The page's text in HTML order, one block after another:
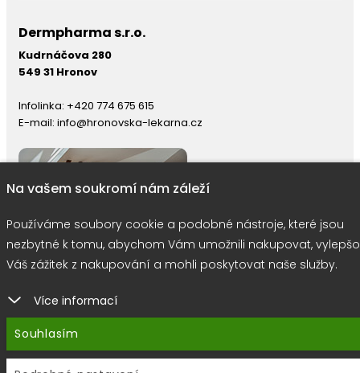
Dermpharma s.r.o.
Kudrnáčova 280
549 31 Hronov
Infolinka: +420 774 675 615
E-mail: info@hronovska-lekarna.cz
© 2026 |
Na vašem soukromí nám záleží
Používáme soubory cookie a podobné nástroje, které jsou
nezbytné k tomu, abychom Vám umožnili nakupovat,
Váš zážitek z nakupování a mohli poskytovat naše služby.
Více informací
Souhlasím